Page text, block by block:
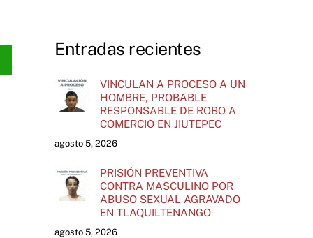
Entradas recientes
VINCULAN A PROCESO A UN
HOMBRE, PROBABLE
RESPONSABLE DE ROBO A
COMERCIO EN JIUTEPEC
agosto 5, 2026
PRISIÓN PREVENTIVA
CONTRA MASCULINO POR
ABUSO SEXUAL AGRAVADO
EN TLAQUILTENANGO
agosto 5, 2026